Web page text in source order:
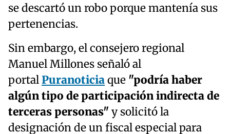
se descartó un robo porque mantenía sus
pertenencias.
Sin embargo, el consejero regional
Manuel Millones señaló al
portalPuranoticiaque "podría haber
algún tipo de participación indirecta de
terceras personas" y solicitó la
designación de un fiscal especial para